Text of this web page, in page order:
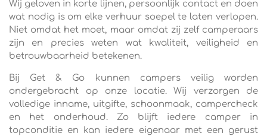
Wij geloven in korte lijnen, persoonlijk contact en doen
wat nodig is om elke verhuur soepel te laten verlopen.
Niet omdat het moet, maar omdat zij zelf camperaars
zijn en precies weten wat kwaliteit, veiligheid en
betrouwbaarheid betekenen.
Bij Get & Go kunnen campers veilig worden
ondergebracht op onze locatie. Wij verzorgen de
volledige inname, uitgifte, schoonmaak, campercheck
en het onderhoud. Zo blijft iedere camper in
topconditie en kan iedere eigenaar met een gerust